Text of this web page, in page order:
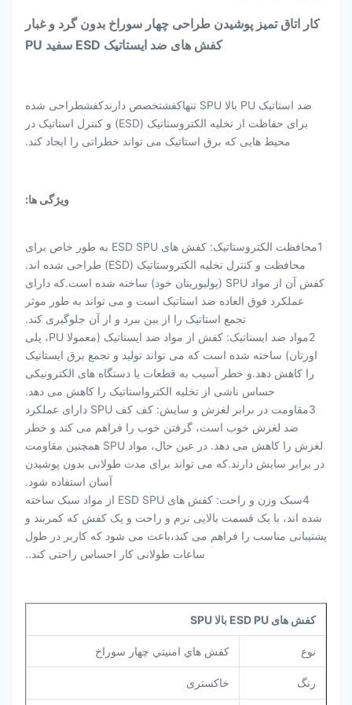
کار اتاق تمیز پوشیدن طراحی چهار سوراخ بدون گرد و غبار
کفش های ضد ایستاتیک ESD سفید PU
ضد استاتیک PU بالا SPU تنها کفشتخصص دارندکفشطراحی شده
برای حفاظت از تخلیه الکتروستاتیک (ESD) و کنترل استاتیک در
محیط هایی که برق استاتیک می تواند خطراتی را ایجاد کند.
ویژگی ها:
1محافظت الکتروستاتیک: کفش های ESD SPU به طور خاص برای
محافظت و کنترل تخلیه الکتروستاتیک (ESD) طراحی شده اند.
کفش آن از مواد SPU (پولیوریتان خود) ساخته شده است.که دارای
عملکرد فوق العاده ضد استاتیک است و می تواند به طور موثر
تجمع استاتیک را از بین ببرد و از آن جلوگیری کند.
2مواد ضد ایستاتیک: کفش از مواد ضد ایستاتیک (معمولا PU، پلی
اورتان) ساخته شده است که می تواند تولید و تجمع برق ایستاتیک
را کاهش دهد.و خطر آسیب به قطعات یا دستگاه های الکترونیکی
حساس ناشی از تخلیه الکترواستاتیک را کاهش می دهد.
3مقاومت در برابر لغزش و سایش: کف کف SPU دارای عملکرد
ضد لغزش خوب است، گرفتن خوب را فراهم می کند و خطر
لغزش را کاهش می دهد. در عین حال، مواد SPU همچنین مقاومت
در برابر سایش دارند.که می تواند برای مدت طولانی بدون پوشیدن
آسان استفاده شود.
4سبک وزن و راحت: کفش های ESD SPU از مواد سبک ساخته
شده اند، با یک قسمت بالایی نرم و راحت و یک کفش که کمربند و
پشتیبانی مناسب را فراهم می کند،باعث می شود که کاربر در طول
ساعات طولانی کار احساس راحتی کند..
کفش های ESD PU بالا SPU
نوع کفش هاي امنيتي چهار سوراخ
رنگ خاکستری